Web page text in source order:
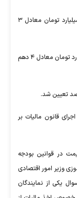
از ۲۵ تا ۴۰ میلیارد تومان نسبت به مازاد ۲۵ میلیارد تومان معادل ۳
از ۴۰ تا ۶۰ میلیارد تومان نسبت به مازاد ۴۰ میلیارد تومان معادل ۴ دهم
قانون مالیات بر
قیمت در قوانین بودجه
وزیر امور اقتصادی
یکی از نمایندگان